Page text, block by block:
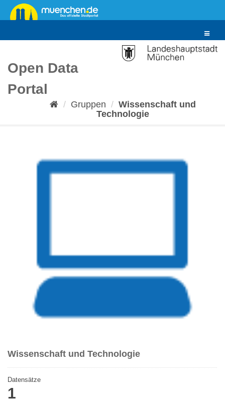
Überspringen
zum
Toggle
Open Data
Portal
Gruppen
Wissenschaft und
Technologie
Wissenschaft und Technologie
Datensätze
1